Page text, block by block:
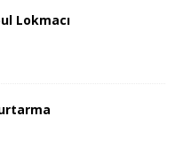
Lokmacı